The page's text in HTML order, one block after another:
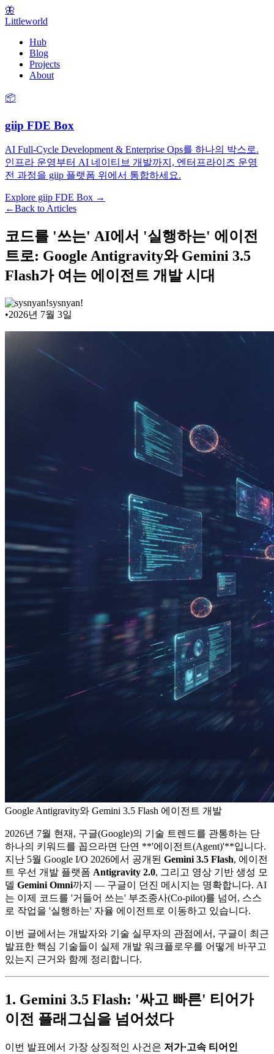
🦋
Littleworld
Hub
Blog
Projects
About
📦
giip FDE Box
AI Full-Cycle Development & Enterprise Ops를 하나의 박스로.
인프라 운영부터 AI 네이티브 개발까지, 엔터프라이즈 운영
전 과정을 giip 플랫폼 위에서 통합하세요.
Explore giip FDE Box →
←Back to Articles
코드를 '쓰는' AI에서 '실행하는' 에이전
트로: Google Antigravity와 Gemini 3.5
Flash가 여는 에이전트 개발 시대
sysnyan!
•2026년 7월 3일
Google Antigravity와 Gemini 3.5 Flash 에이전트 개발
2026년 7월 현재, 구글(Google)의 기술 트렌드를 관통하는 단
하나의 키워드를 꼽으라면 단연 **'에이전트(Agent)'**입니다.
지난 5월 Google I/O 2026에서 공개된 Gemini 3.5 Flash, 에이전
트 우선 개발 플랫폼 Antigravity 2.0, 그리고 영상 기반 생성 모
델 Gemini Omni까지 — 구글이 던진 메시지는 명확합니다. AI
는 이제 코드를 '거들어 쓰는' 부조종사(Co-pilot)를 넘어, 스스
로 작업을 '실행하는' 자율 에이전트로 이동하고 있습니다.
이번 글에서는 개발자와 기술 실무자의 관점에서, 구글이 최근
발표한 핵심 기술들이 실제 개발 워크플로우를 어떻게 바꾸고
있는지 근거와 함께 정리합니다.
1. Gemini 3.5 Flash: '싸고 빠른' 티어가
이전 플래그십을 넘어섰다
이번 발표에서 가장 상징적인 사건은 저가·고속 티어인